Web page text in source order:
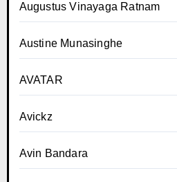
Augustus Vinayaga Ratnam
Austine Munasinghe
AVATAR
Avickz
Avin Bandara